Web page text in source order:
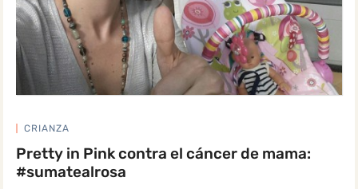
CRIANZA
Pretty in Pink contra el cáncer de mama:
#sumatealrosa